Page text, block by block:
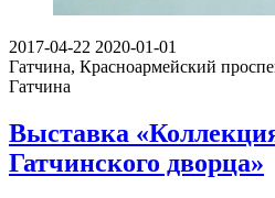
2017-04-22 2020-01-01
Гатчина, Красноармейский
Гатчина
Выставка
Гатчинского дворца»